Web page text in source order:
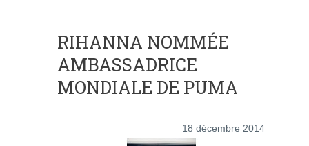
RIHANNA NOMMÉE
AMBASSADRICE
MONDIALE DE PUMA
18 décembre 2014